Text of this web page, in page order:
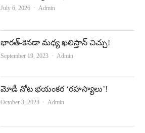
July 6, 2026 Author
Admin
భారత్‌-కెనడా మధ్య ఖలిస్తాన్‌ చిచ్చు!
September 19, 2023 Author
Admin
మోడీ నోట భయంకర ‘రహస్యాలు’!
October 3, 2023 Author
Admin